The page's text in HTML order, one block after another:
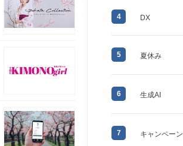
4 DX
5 夏休み
6 生成AI
7 キャンペーン